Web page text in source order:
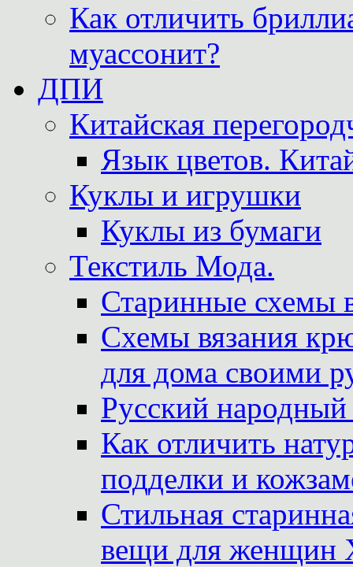
Как отличить
муассонит?
ДПИ
Китайская
Язык цветов.
Куклы и игрушки
Куклы из бумаги
Текстиль Мода.
Старинные схемы
Схемы вязания
для дома своими
Русский
Как отличить
подделки и
Стильная
вещи для женщин